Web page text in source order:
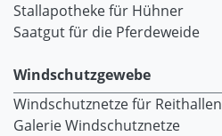
Stallapotheke für Hühner
Saatgut für die Pferdeweide
Windschutzgewebe
Windschutznetze für Reithallen
Galerie Windschutznetze